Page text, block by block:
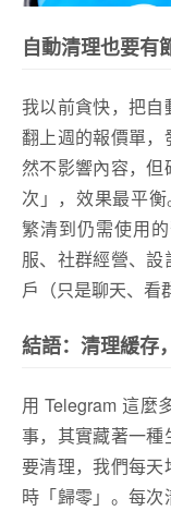
自動清理也要有
我以前貪快，把
翻上週的報價單
然不影響內容，
次」，效果最平
繁清到仍需使用
服、社群經營、
戶（只是聊天、看
結語：清理緩存
用 Telegram 這麼
事，其實藏著一
要清理，我們每
時「歸零」。每